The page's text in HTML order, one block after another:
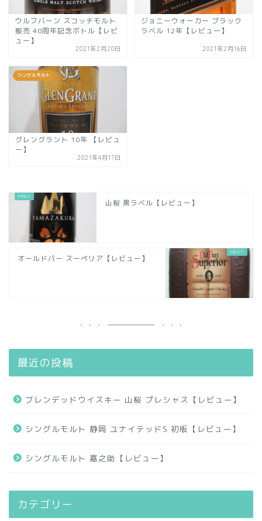
ウルフバーン スコッチモルト
販売 40周年記念ボトル【レビ
ュー】
2021年2月20日
ジョニーウォーカー ブラック
ラベル 12年【レビュー】
2021年2月16日
シングルモルト
グレングラント 10年 【レビュ
ー】
2021年4月17日
山桜 黒ラベル【レビュー】
オールドパー スーペリア【レビュー】
最近の投稿
ブレンデッドウイスキー 山桜 プレシャス【レビュー】
シングルモルト 静岡 ユナイテッドS 初版【レビュー】
シングルモルト 嘉之助【レビュー】
カテゴリー